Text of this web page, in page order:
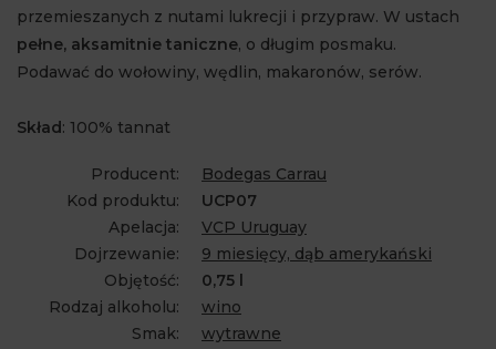
przemieszanych z nutami lukrecji i przypraw. W ustach
pełne, aksamitnie taniczne, o długim posmaku.
Podawać do wołowiny, wędlin, makaronów, serów.
Skład: 100% tannat
Producent:
Bodegas Carrau
Kod produktu:
UCP07
Apelacja:
VCP Uruguay
Dojrzewanie:
9 miesięcy, dąb amerykański
Objętość:
0,75 l
Rodzaj alkoholu:
wino
Smak:
wytrawne